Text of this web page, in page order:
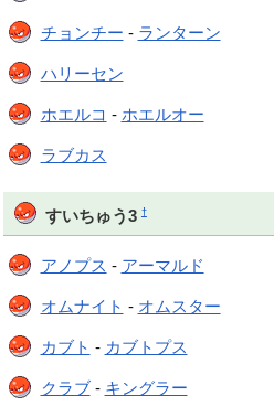
チョンチー - ランターン
ハリーセン
ホエルコ - ホエルオー
ラブカス
すいちゅう3 †
アノプス - アーマルド
オムナイト - オムスター
カブト - カブトプス
クラブ- キングラー